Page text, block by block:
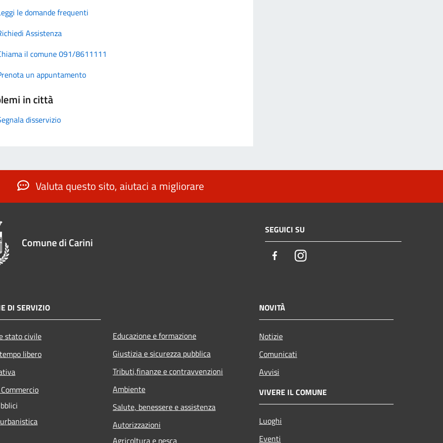
le domande frequenti
Assistenza
il comune 091/8611111
un appuntamento
in città
disservizio
Valuta questo sito, aiutaci a migliorare
Comune di Carini
SEGUICI SU
FacebookInstagram
DI SERVIZIO
stato civile
libero
Educazione e formazione
Giustizia e sicurezza pubblica
Tributi,finanze e contravvenzioni
Ambiente
Salute, benessere e assistenza
Autorizzazioni
NOVITÀ
Notizie
Comunicati
Avvisi
VIVERE IL COMUNE
Luoghi
Eventi